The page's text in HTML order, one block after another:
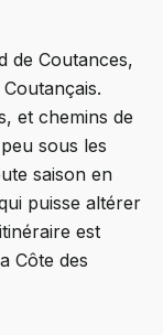
de Coutances,
et chemins de
sous les
saison en
puisse altérer
est
Côte des